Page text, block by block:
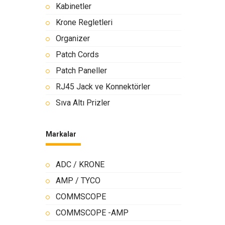
Kabinetler
Krone Regletleri
Organizer
Patch Cords
Patch Paneller
RJ45 Jack ve Konnektörler
Sıva Altı Prizler
Markalar
ADC / KRONE
AMP / TYCO
COMMSCOPE
COMMSCOPE -AMP